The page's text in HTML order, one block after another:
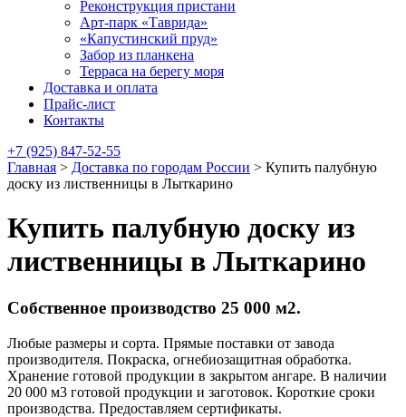
Реконструкция пристани
Арт-парк «Таврида»
«Капустинский пруд»
Забор из планкена
Терраса на берегу моря
Доставка и оплата
Прайс-лист
Контакты
+7 (925) 847-52-55
Главная > Доставка по городам России > Купить палубную
доску из лиственницы в Лыткарино
Купить палубную доску из
лиственницы в Лыткарино
Собственное производство 25 000 м2.
Любые размеры и сорта. Прямые поставки от завода
производителя. Покраска, огнебиозащитная обработка.
Хранение готовой продукции в закрытом ангаре. В наличии
20 000 м3 готовой продукции и заготовок. Короткие сроки
производства. Предоставляем сертификаты.